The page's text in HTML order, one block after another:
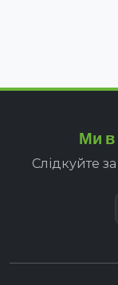
Ми в
Слідкуйте